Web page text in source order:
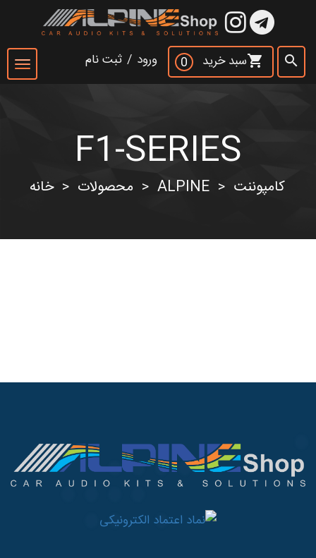
ورود / ثبت نام search
0 سبد خریدshopping_cart
Toggle
navigation
F1-SERIES
خانه > محصولات > ALPINE > کامپوننت
×
search جست و جو